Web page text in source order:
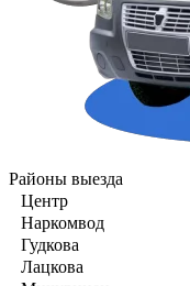
Районы выезда
Центр
Наркомвод
Гудкова
Лацкова